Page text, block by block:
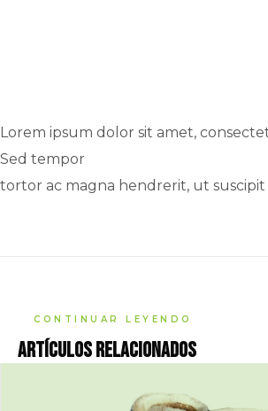
Lorem ipsum dolor sit amet,
Sed tempor
tortor ac magna hendrerit, ut
CONTINUAR LEYENDO
Artículos relacionados